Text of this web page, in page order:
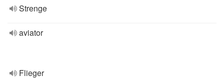
Strenge
aviator
Flieger